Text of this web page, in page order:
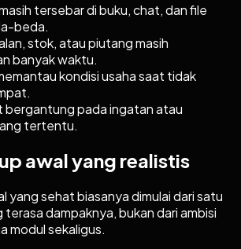
tersebar di buku, chat, dan file
beda.
stok, atau piutang masih
banyak waktu.
kondisi usaha saat tidak
bergantung pada ingatan atau
tertentu.
awal yang realistis
yang sehat biasanya dimulai dari satu
dampaknya, bukan dari ambisi
modul sekaligus.